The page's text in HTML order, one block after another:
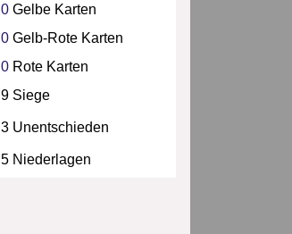
0 Gelbe Karten
0 Gelb-Rote Karten
0 Rote Karten
9 Siege
3 Unentschieden
5 Niederlagen